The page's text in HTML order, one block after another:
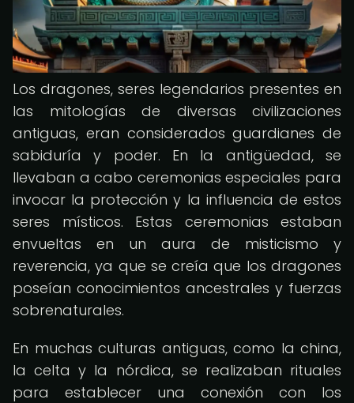
Los dragones, seres legendarios presentes en
las mitologías de diversas civilizaciones
antiguas, eran considerados guardianes de
sabiduría y poder. En la antigüedad, se
llevaban a cabo ceremonias especiales para
invocar la protección y la influencia de estos
seres místicos. Estas ceremonias estaban
envueltas en un aura de misticismo y
reverencia, ya que se creía que los dragones
poseían conocimientos ancestrales y fuerzas
sobrenaturales.
En muchas culturas antiguas, como la china,
la celta y la nórdica, se realizaban rituales
para establecer una conexión con los